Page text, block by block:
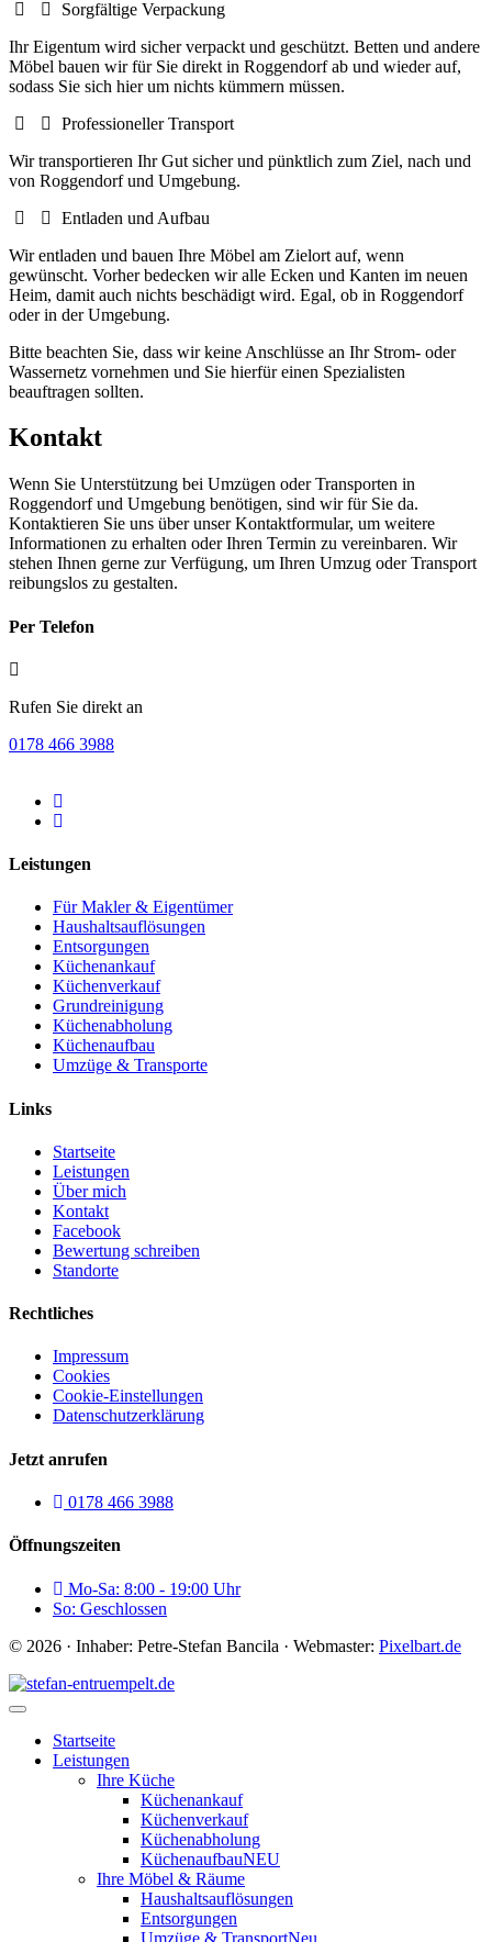
Sorgfältige Verpackung
Ihr Eigentum wird sicher verpackt und geschützt. Betten und andere
Möbel bauen wir für Sie direkt in Roggendorf ab und wieder auf,
sodass Sie sich hier um nichts kümmern müssen.
Professioneller Transport
Wir transportieren Ihr Gut sicher und pünktlich zum Ziel, nach und
von Roggendorf und Umgebung.
Entladen und Aufbau
Wir entladen und bauen Ihre Möbel am Zielort auf, wenn
gewünscht. Vorher bedecken wir alle Ecken und Kanten im neuen
Heim, damit auch nichts beschädigt wird. Egal, ob in Roggendorf
oder in der Umgebung.
Bitte beachten Sie, dass wir keine Anschlüsse an Ihr Strom- oder
Wassernetz vornehmen und Sie hierfür einen Spezialisten
beauftragen sollten.
Kontakt
Wenn Sie Unterstützung bei Umzügen oder Transporten in
Roggendorf und Umgebung benötigen, sind wir für Sie da.
Kontaktieren Sie uns über unser Kontaktformular, um weitere
Informationen zu erhalten oder Ihren Termin zu vereinbaren. Wir
stehen Ihnen gerne zur Verfügung, um Ihren Umzug oder Transport
reibungslos zu gestalten.
Per Telefon
Rufen Sie direkt an
0178 466 3988
Leistungen
Für Makler & Eigentümer
Haushaltsauflösungen
Entsorgungen
Küchenankauf
Küchenverkauf
Grundreinigung
Küchenabholung
Küchenaufbau
Umzüge & Transporte
Links
Startseite
Leistungen
Über mich
Kontakt
Facebook
Bewertung schreiben
Standorte
Rechtliches
Impressum
Cookies
Cookie-Einstellungen
Datenschutzerklärung
Jetzt anrufen
0178 466 3988
Öffnungszeiten
Mo-Sa: 8:00 - 19:00 Uhr
So: Geschlossen
© 2026 · Inhaber: Petre-Stefan Bancila · Webmaster: Pixelbart.de
Startseite
Leistungen
Ihre Küche
Küchenankauf
Küchenverkauf
Küchenabholung
KüchenaufbauNEU
Ihre Möbel & Räume
Haushaltsauflösungen
Entsorgungen
Umzüge & TransportNeu